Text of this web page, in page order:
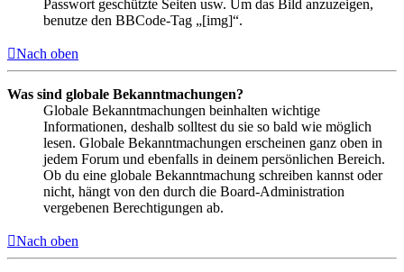
Passwort geschützte Seiten usw. Um das Bild anzuzeigen,
benutze den BBCode-Tag „[img]“.
Nach oben
Was sind globale Bekanntmachungen?
Globale Bekanntmachungen beinhalten wichtige
Informationen, deshalb solltest du sie so bald wie möglich
lesen. Globale Bekanntmachungen erscheinen ganz oben in
jedem Forum und ebenfalls in deinem persönlichen Bereich.
Ob du eine globale Bekanntmachung schreiben kannst oder
nicht, hängt von den durch die Board-Administration
vergebenen Berechtigungen ab.
Nach oben